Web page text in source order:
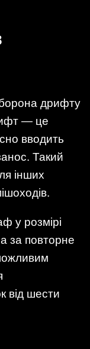
дрифту
— це
вводить
Такий
інших
у розмірі
за повторне
від шести